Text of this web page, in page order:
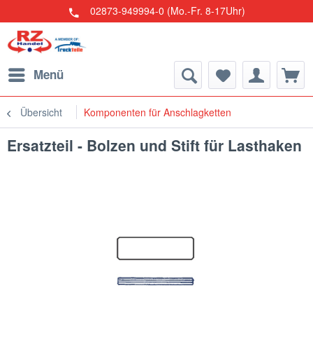
02873-949994-0 (Mo.-Fr. 8-17Uhr)
Menü
Übersicht Komponenten für Anschlagketten
Ersatzteil - Bolzen und Stift für Lasthaken